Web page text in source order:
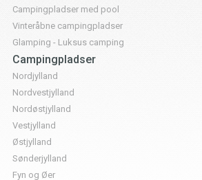
Campingpladser med pool
Vinteråbne campingpladser
Glamping - Luksus camping
Campingpladser
Nordjylland
Nordvestjylland
Nordøstjylland
Vestjylland
Østjylland
Sønderjylland
Fyn og Øer